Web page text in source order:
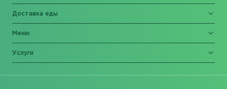
Доставка еды
Меню
Услуги